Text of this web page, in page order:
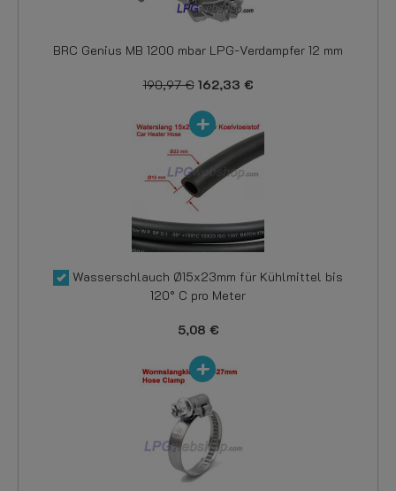
BRC Genius MB 1200 mbar LPG-Verdampfer 12 mm
190,97 € 162,33 €
Wasserschlauch Ø15x23mm für Kühlmittel bis
120° C pro Meter
5,08 €